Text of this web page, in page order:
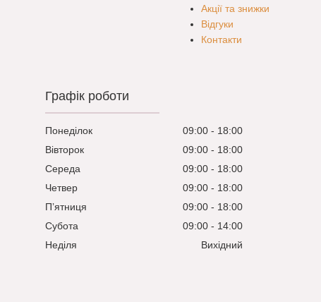
Акції та знижки
Відгуки
Контакти
Графік роботи
Понеділок 09:00
18:00
Вівторок
09:00
18:00
Середа
09:00
18:00
Четвер
09:00
18:00
Пʼятниця
09:00
18:00
Субота
09:00
14:00
Неділя
Вихідний